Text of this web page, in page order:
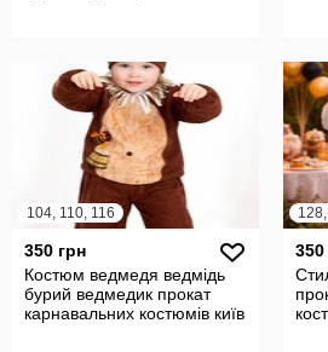
104, 110, 116
350 грн
Костюм ведмедя ведмідь
бурий ведмедик прокат
карнавальних костюмів київ
350